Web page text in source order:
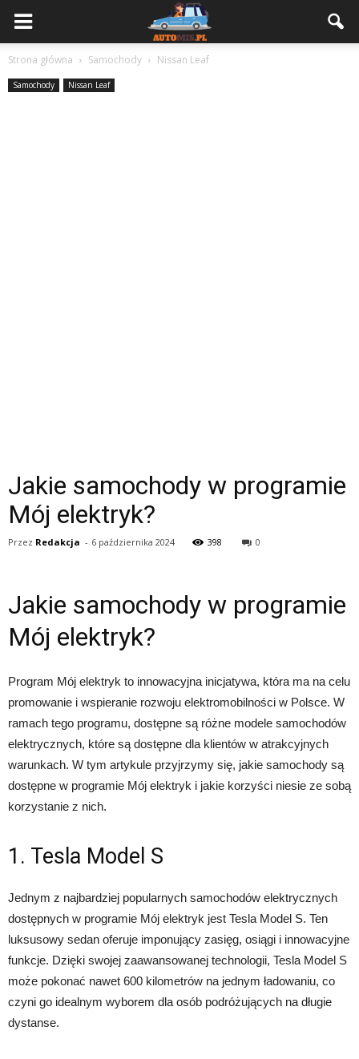
Strona główna Samochody Nissan Leaf
Samochody Nissan Leaf
Jakie samochody w programie
Mój elektryk?
Przez Redakcja - 6 października 2024 398 0
Jakie samochody w programie
Mój elektryk?
Program Mój elektryk to innowacyjna inicjatywa, która ma na celu
promowanie i wspieranie rozwoju elektromobilności w Polsce. W
ramach tego programu, dostępne są różne modele samochodów
elektrycznych, które są dostępne dla klientów w atrakcyjnych
warunkach. W tym artykule przyjrzymy się, jakie samochody są
dostępne w programie Mój elektryk i jakie korzyści niesie ze sobą
korzystanie z nich.
1. Tesla Model S
Jednym z najbardziej popularnych samochodów elektrycznych
dostępnych w programie Mój elektryk jest Tesla Model S. Ten
luksusowy sedan oferuje imponujący zasięg, osiągi i innowacyjne
funkcje. Dzięki swojej zaawansowanej technologii, Tesla Model S
może pokonać nawet 600 kilometrów na jednym ładowaniu, co
czyni go idealnym wyborem dla osób podróżujących na długie
dystanse.